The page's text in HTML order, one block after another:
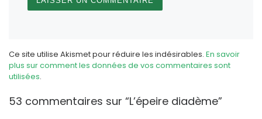
Ce site utilise Akismet pour réduire les indésirables. En savoir
plus sur comment les données de vos commentaires sont
utilisées.
53 commentaires sur “L’épeire diadème”